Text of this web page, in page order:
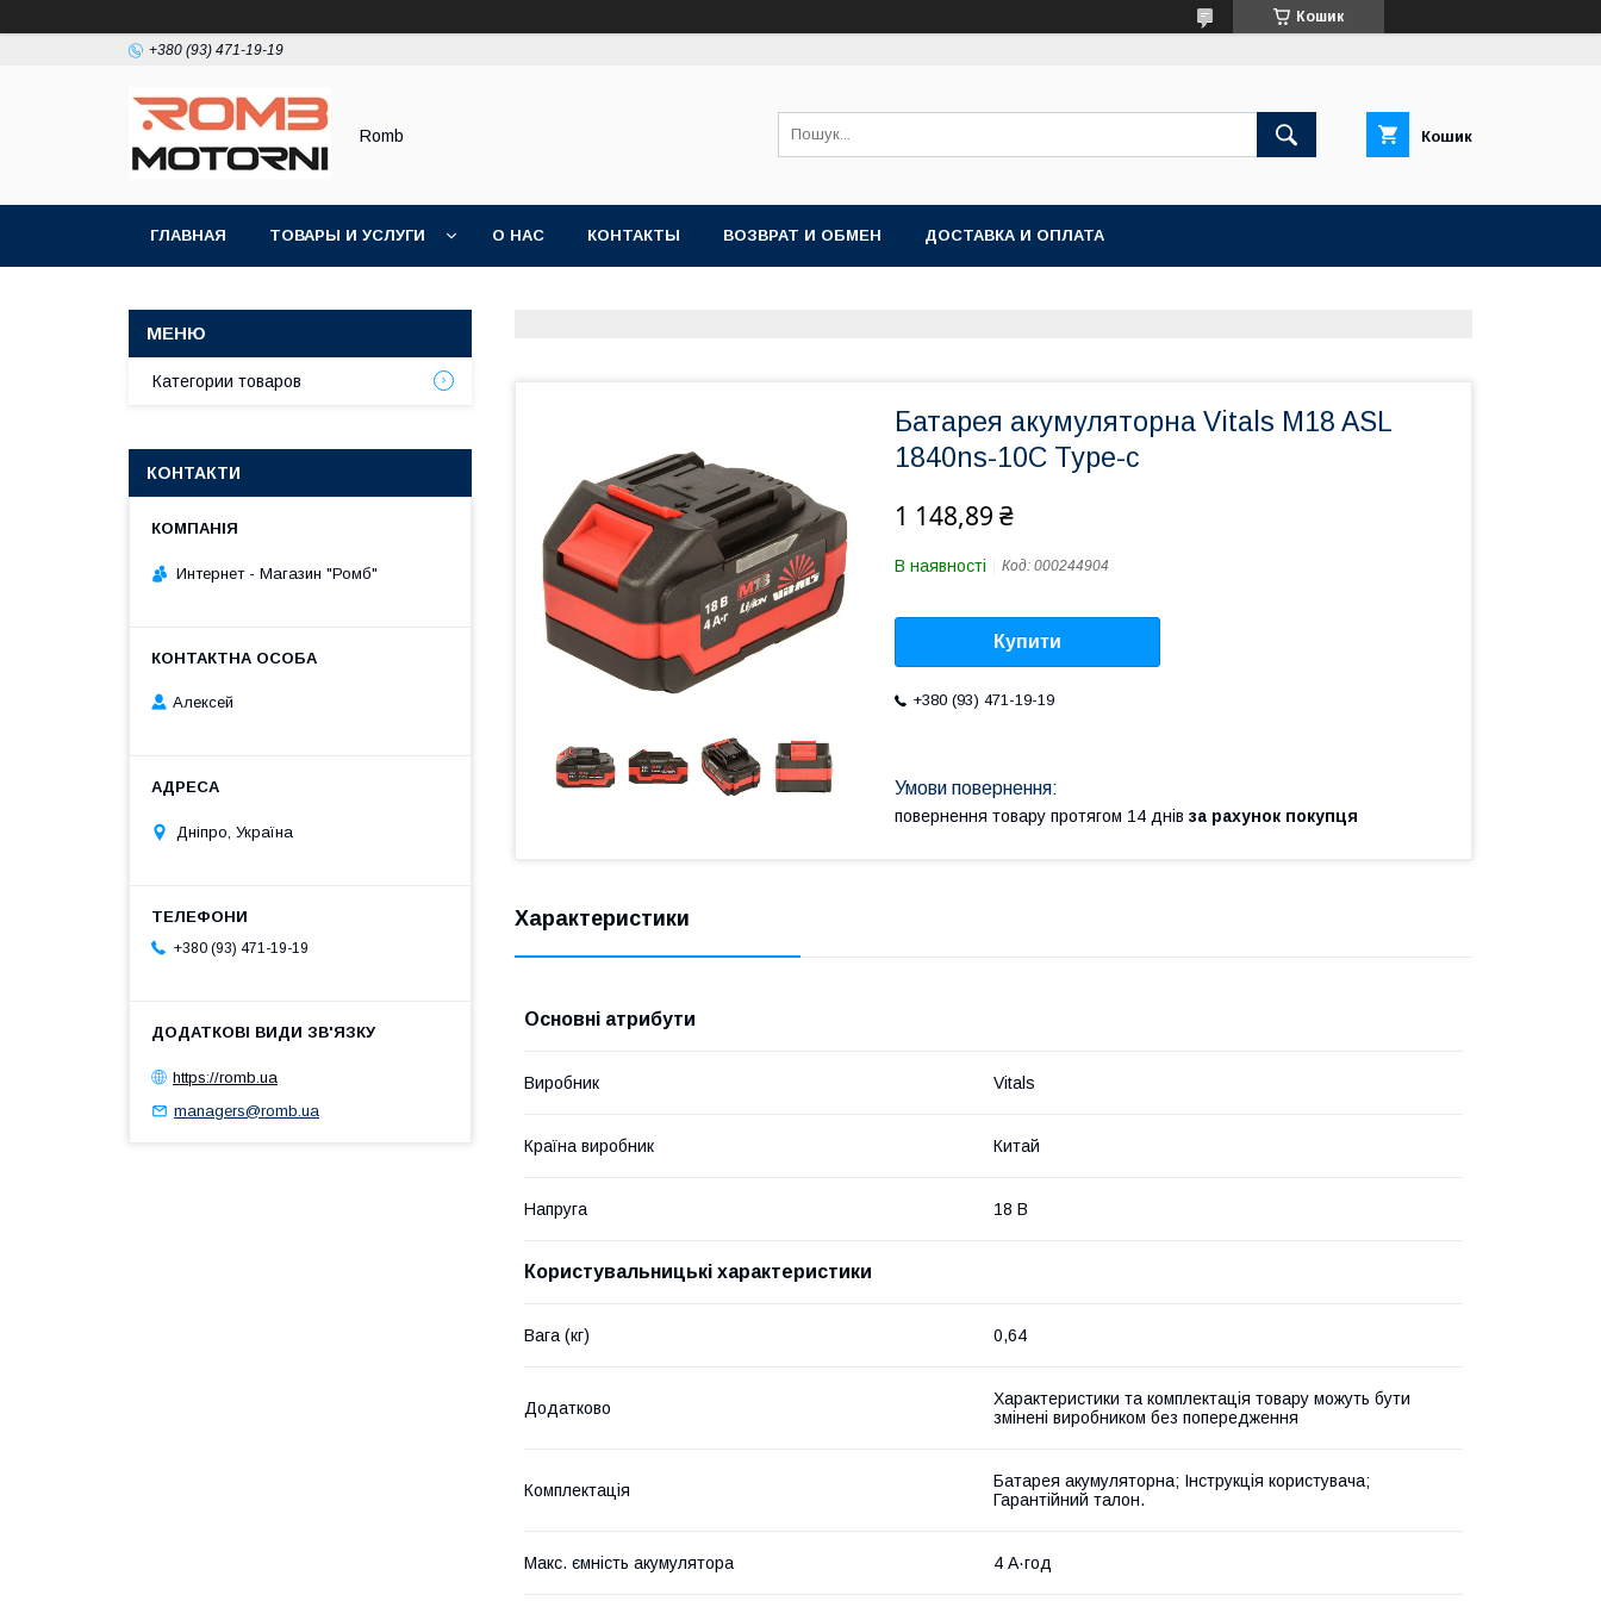
Кошик
+380 (93) 471-19-19
Romb Кошик
ГЛАВНАЯ ТОВАРЫ И УСЛУГИ О НАС КОНТАКТЫ ВОЗВРАТ И ОБМЕН ДОСТАВКА И ОПЛАТА
Батарея акумуляторна Vitals M18 ASL
1840ns-10С Type-c
1 148,89 ₴
В наявності Код: 000244904
Купити
+380 (93) 471-19-19
повернення товару протягом 14 днів за рахунок покупця
Характеристики
Основні атрибути
Виробник Vitals
Країна виробник Китай
Напруга 18 В
Користувальницькі характеристики
Вага (кг) 0,64
Додатково
Характеристики та комплектація товару можуть бути
змінені виробником без попередження
Комплектація
Батарея акумуляторна; Інструкція користувача;
Гарантійний талон.
Макс. ємність акумулятора 4 А·год
Категории товаров
КОНТАКТИ
Интернет - Магазин "Ромб"
Алексей
Дніпро, Україна
+380 (93) 471-19-19
https://romb.ua
managers@romb.ua